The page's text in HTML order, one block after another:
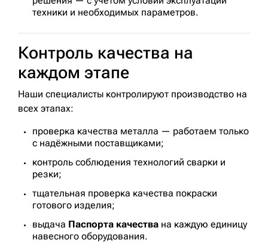
техники и необходимых параметров.
Контроль качества на
каждом этапе
Наши специалисты контролируют производство на
всех этапах:
проверка качества металла — работаем только
с надёжными поставщиками;
контроль соблюдения технологий сварки и
резки;
тщательная проверка качества покраски
готового изделия;
выдача Паспорта качества на каждую единицу
навесного оборудования.